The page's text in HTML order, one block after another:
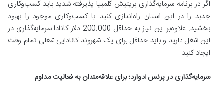
اگر در برنامه سرمایه‌گذاری بریتیش کلمبیا پذیرفته شدید باید کسب‌وکاری
جدید را در این استان راه‌اندازی کنید یا کسب‌وکاری موجود را بهبود
بخشید. علاوه‌بر این نیاز به حداقل 200.000 دلار کانادا سرمایه‌گذاری در
این شغل دارید و باید حداقل برای یک شهروند کانادایی شغلی تمام وقت
ایجاد کنید.
سرمایه‌گذاری در پرنس ادوارد؛ برای علاقه‌مندان به فعالیت مداوم